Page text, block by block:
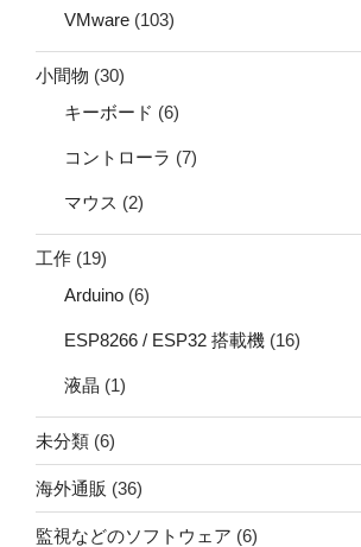
VMware (103)
小間物 (30)
キーボード (6)
コントローラ (7)
マウス (2)
工作 (19)
Arduino (6)
ESP8266 / ESP32 搭載機 (16)
液晶 (1)
未分類 (6)
海外通販 (36)
監視などのソフトウェア (6)